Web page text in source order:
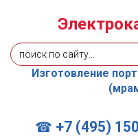
☎ +7 (495)
Изготовление